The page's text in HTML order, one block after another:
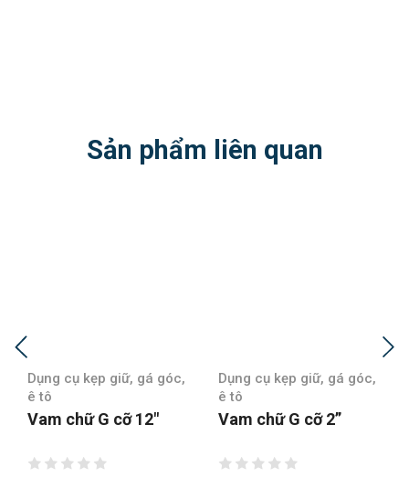
Sản phẩm liên quan
Dụng cụ kẹp giữ, gá góc,
ê tô
Vam chữ G cỡ 2”
Dụng cụ kẹp giữ, gá góc,
ê tô
Vam chữ G cỡ 3″